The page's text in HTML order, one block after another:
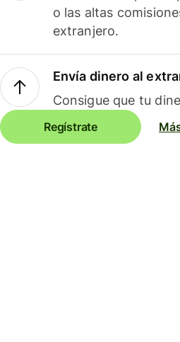
o las altas
extranjero.
Envía dinero al
Consigue que tu
Regístrate